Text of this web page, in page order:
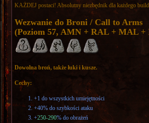
KAŻDEJ postaci! Absolutny niezbędnik dla każdego
Wezwanie do Broni / Call to Arms
(Poziom 57, AMN + RAL + MAL
Dowolna broń, także łuki i kusze.
Cechy:
+1 do wszystkich umiejętności
+40% do szybkości ataku
+250-290% do obrażeń